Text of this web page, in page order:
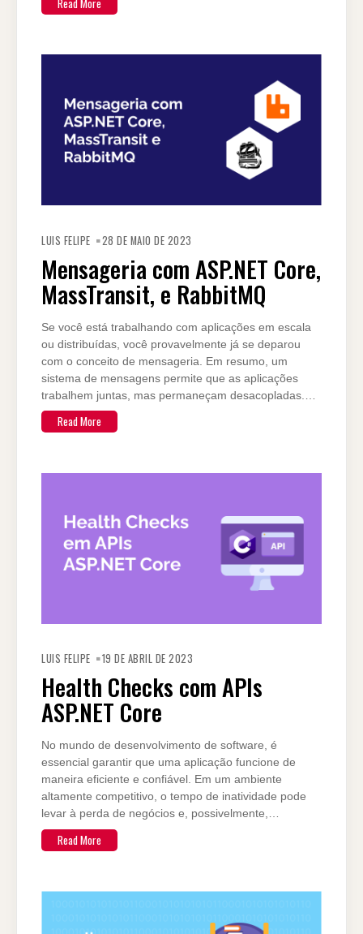
Read More
LUIS FELIPE 28 DE MAIO DE 2023
Mensageria com ASP.NET Core,
MassTransit, e RabbitMQ
Se você está trabalhando com aplicações em escala
ou distribuídas, você provavelmente já se deparou
com o conceito de mensageria. Em resumo, um
sistema de mensagens permite que as aplicações
trabalhem juntas, mas permaneçam desacopladas.…
Read More
LUIS FELIPE 19 DE ABRIL DE 2023
Health Checks com APIs
ASP.NET Core
No mundo de desenvolvimento de software, é
essencial garantir que uma aplicação funcione de
maneira eficiente e confiável. Em um ambiente
altamente competitivo, o tempo de inatividade pode
levar à perda de negócios e, possivelmente,…
Read More